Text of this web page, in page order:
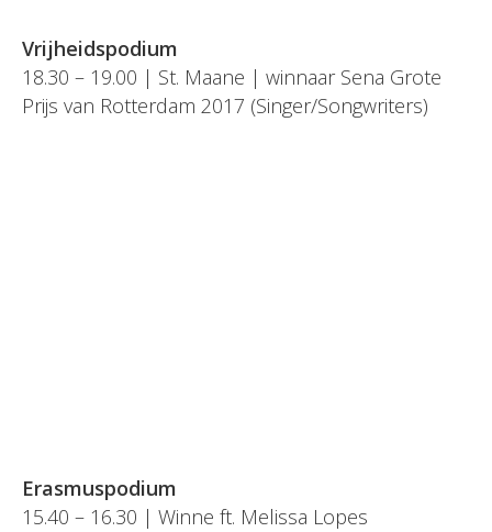
Vrijheidspodium
18.30 – 19.00 | St. Maane | winnaar Sena Grote
Prijs van Rotterdam 2017 (Singer/Songwriters)
Erasmuspodium
15.40 – 16.30 | Winne ft. Melissa Lopes